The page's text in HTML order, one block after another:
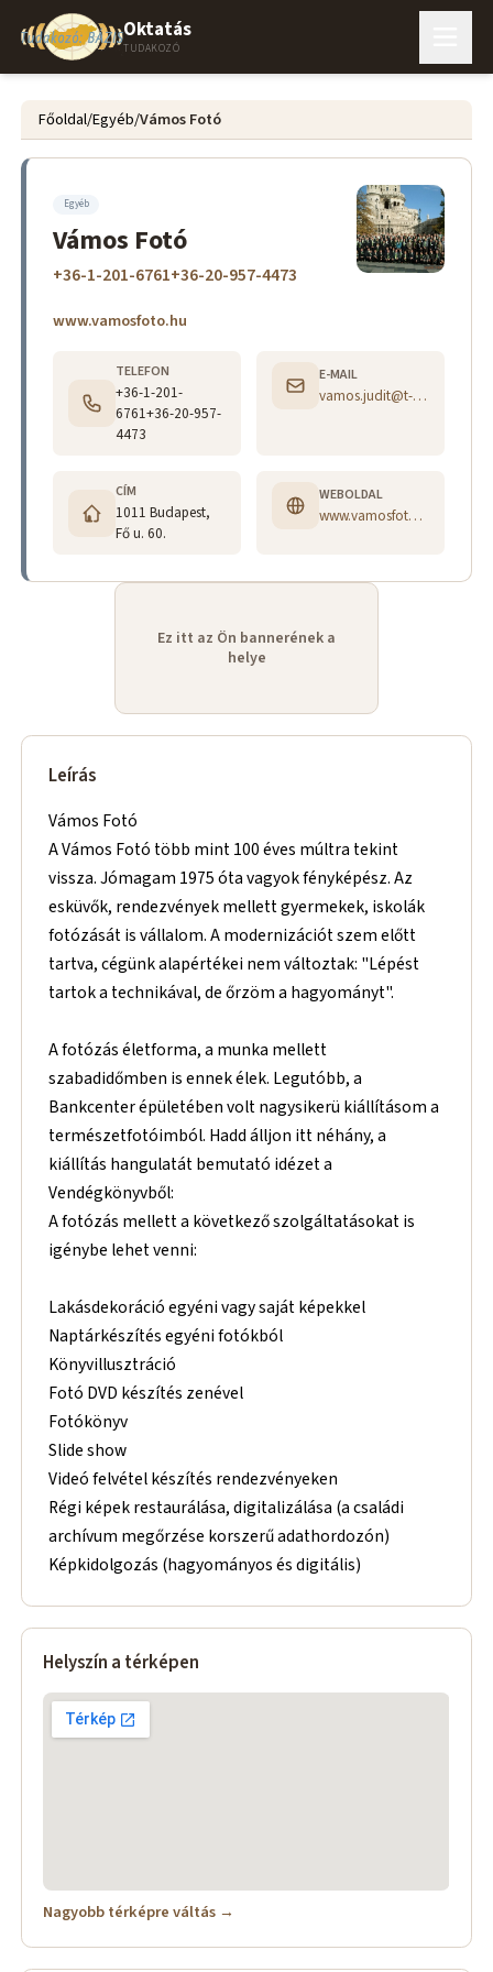
Oktatás
TUDAKOZÓ
Főoldal/Egyéb/Vámos Fotó
Egyéb
Vámos Fotó
+36-1-201-6761+36-20-957-4473
www.vamosfoto.hu
TELEFON
+36-1-201-
6761+36-20-957-
4473
E-MAIL
vamos.judit@t-online.hu
CÍM
1011 Budapest,
Fő u. 60.
WEBOLDAL
www.vamosfoto.hu
Ez itt az Ön bannerének a
helye
Leírás
Vámos Fotó
A Vámos Fotó több mint 100 éves múltra tekint
vissza. Jómagam 1975 óta vagyok fényképész. Az
esküvők, rendezvények mellett gyermekek, iskolák
fotózását is vállalom. A modernizációt szem előtt
tartva, cégünk alapértékei nem változtak: "Lépést
tartok a technikával, de őrzöm a hagyományt".
A fotózás életforma, a munka mellett
szabadidőmben is ennek élek. Legutóbb, a
Bankcenter épületében volt nagysikerü kiállításom a
természetfotóimból. Hadd álljon itt néhány, a
kiállítás hangulatát bemutató idézet a
Vendégkönyvből:
A fotózás mellett a következő szolgáltatásokat is
igénybe lehet venni:
Lakásdekoráció egyéni vagy saját képekkel
Naptárkészítés egyéni fotókból
Könyvillusztráció
Fotó DVD készítés zenével
Fotókönyv
Slide show
Videó felvétel készítés rendezvényeken
Régi képek restaurálása, digitalizálása (a családi
archívum megőrzése korszerű adathordozón)
Képkidolgozás (hagyományos és digitális)
Helyszín a térképen
Nagyobb térképre váltás →